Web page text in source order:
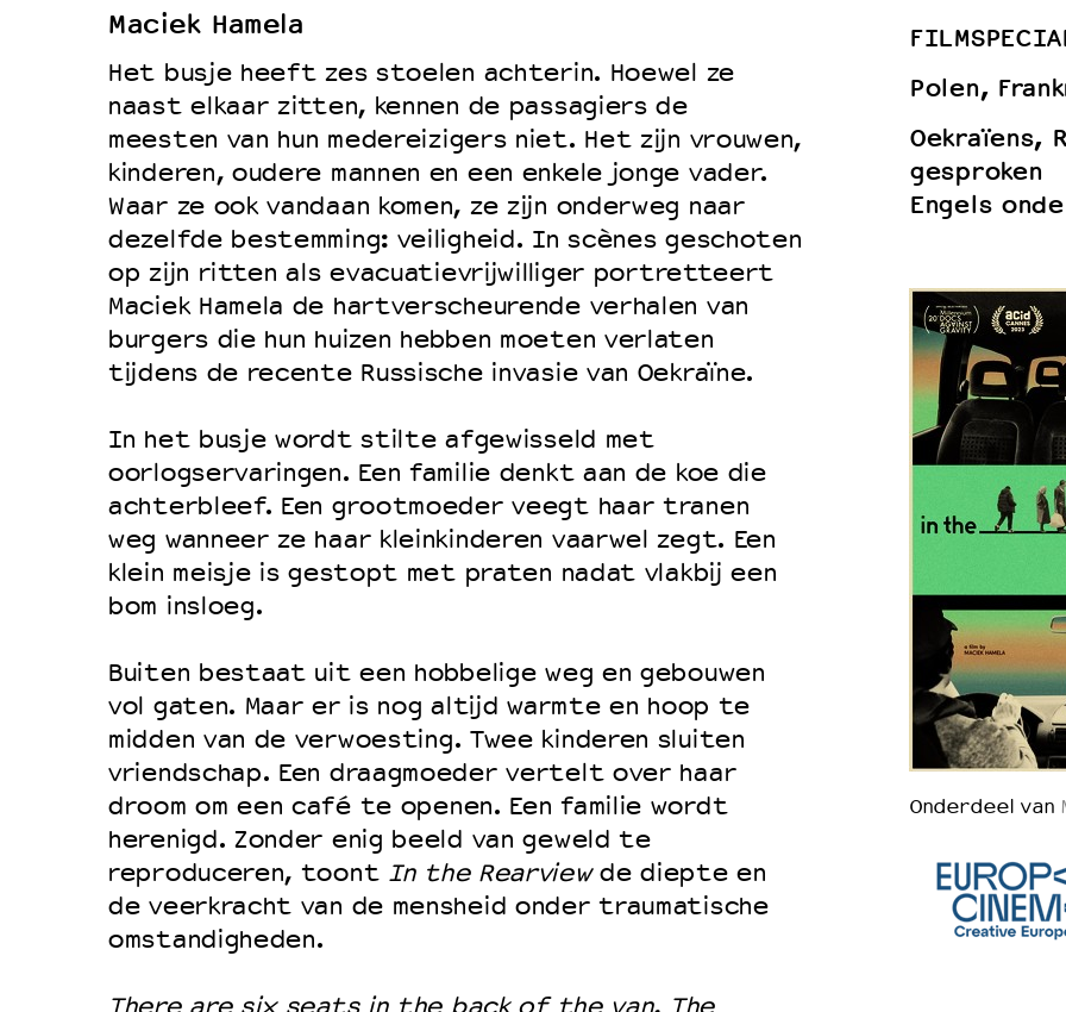
Duurzaamheid
Culturele boycot Israël
Ruimte voor artistieke vrijheid – VNPF
Maciek Hamela
Het busje heeft zes stoelen achterin. Hoewel ze
naast elkaar zitten, kennen de passagiers de
meesten van hun medereizigers niet. Het zijn vrouwen,
kinderen, oudere mannen en een enkele jonge vader.
Waar ze ook vandaan komen, ze zijn onderweg naar
dezelfde bestemming: veiligheid. In scènes geschoten
op zijn ritten als evacuatievrijwilliger portretteert
Maciek Hamela de hartverscheurende verhalen van
burgers die hun huizen hebben moeten verlaten
tijdens de recente Russische invasie van Oekraïne.
In het busje wordt stilte afgewisseld met
oorlogservaringen. Een familie denkt aan de koe die
achterbleef. Een grootmoeder veegt haar tranen
weg wanneer ze haar kleinkinderen vaarwel zegt. Een
klein meisje is gestopt met praten nadat vlakbij een
bom insloeg.
Buiten bestaat uit een hobbelige weg en gebouwen
vol gaten. Maar er is nog altijd warmte en hoop te
midden van de verwoesting. Twee kinderen sluiten
vriendschap. Een draagmoeder vertelt over haar
droom om een café te openen. Een familie wordt
herenigd. Zonder enig beeld van geweld te
reproduceren, toont In the Rearviewde diepte en
de veerkracht van de mensheid onder traumatische
omstandigheden.
Polen,
Oekraïens,
gesproken
Engels
Onderdeel van